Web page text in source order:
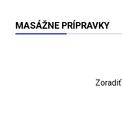
MASÁŽNE PRÍPRAVKY
Zoradiť